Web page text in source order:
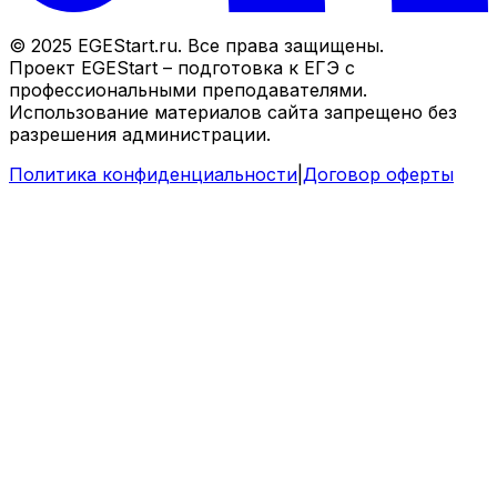
© 2025 EGEStart.ru. Все права защищены.
Проект EGEStart – подготовка к ЕГЭ с
профессиональными преподавателями.
Использование материалов сайта запрещено без
разрешения администрации.
Политика конфиденциальности Договор оферты